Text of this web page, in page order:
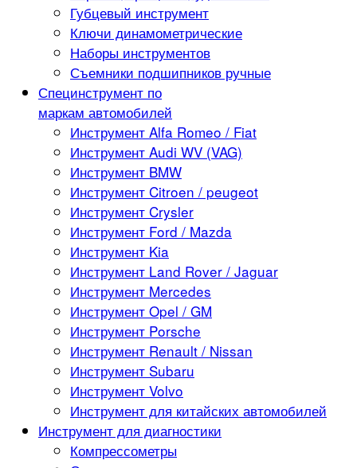
Губцевый инструмент
Ключи динамометрические
Наборы инструментов
Съемники подшипников ручные
Специнструмент по
маркам автомобилей
Инструмент Alfa Romeo / Fiat
Инструмент Audi WV (VAG)
Инструмент BMW
Инструмент Citroen / peugeot
Инструмент Crysler
Инструмент Ford / Mazda
Инструмент Kia
Инструмент Land Rover / Jaguar
Инструмент Mercedes
Инструмент Opel / GM
Инструмент Porsche
Инструмент Renault / Nissan
Инструмент Subaru
Инструмент Volvo
Инструмент для китайских автомобилей
Инструмент для диагностики
Компрессометры